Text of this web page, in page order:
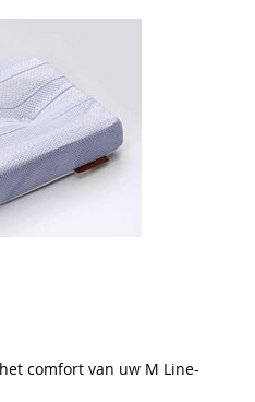
comfort van uw M Line-